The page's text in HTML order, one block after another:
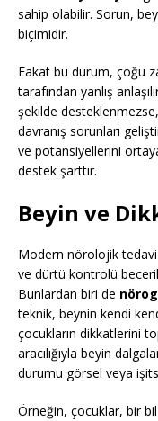
sahip olabilir. Sorun,
biçimidir.
Fakat bu durum, çoğu
tarafından yanlış
şekilde
davranış sorunları
ve potansiyellerini
destek şarttır.
Beyin ve
Modern nörolojik tedavi
ve dürtü kontrolü
Bunlardan biri de
teknik, beynin kendi
çocukların dikkatlerini
aracılığıyla beyin
durumu görsel veya
Örneğin, çocuklar, bir